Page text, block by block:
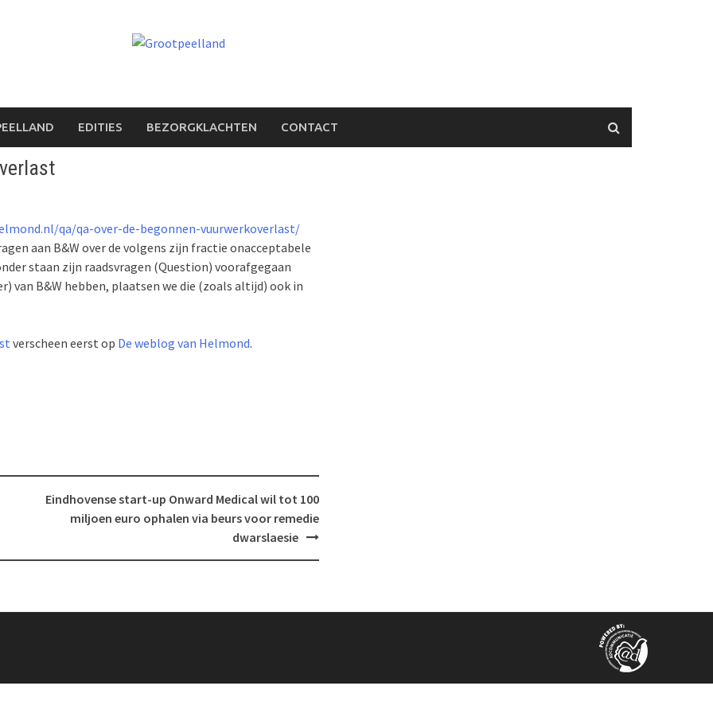
EDITIES BEZORGKLACHTEN CONTACT
qa/qa-over-de-begonnen-vuurwerkoverlast/
aan B&W over de volgens zijn fractie onacceptabele
staan zijn raadsvragen (Question) voorafgegaan
van B&W hebben, plaatsen we die (zoals altijd) ook in
verscheen eerst op De weblog van Helmond.
Eindhovense start-up Onward Medical wil tot 100
miljoen euro ophalen via beurs voor remedie
dwarslaesie